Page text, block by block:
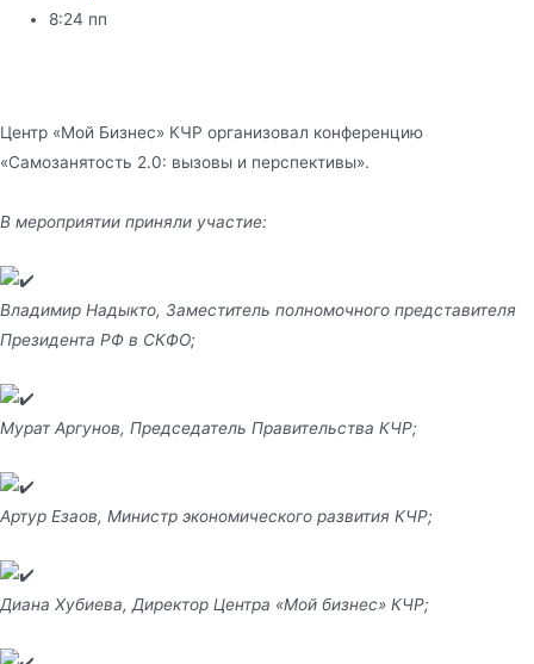
8:24 пп
Центр «Мой Бизнес» КЧР организовал конференцию
«Самозанятость 2.0: вызовы и перспективы».
В мероприятии приняли участие:
Владимир Надыкто, Заместитель полномочного представителя
Президента РФ в СКФО;
Мурат Аргунов, Председатель Правительства КЧР;
Артур Езаов, Министр экономического развития КЧР;
Диана Хубиева, Директор Центра «Мой бизнес» КЧР;